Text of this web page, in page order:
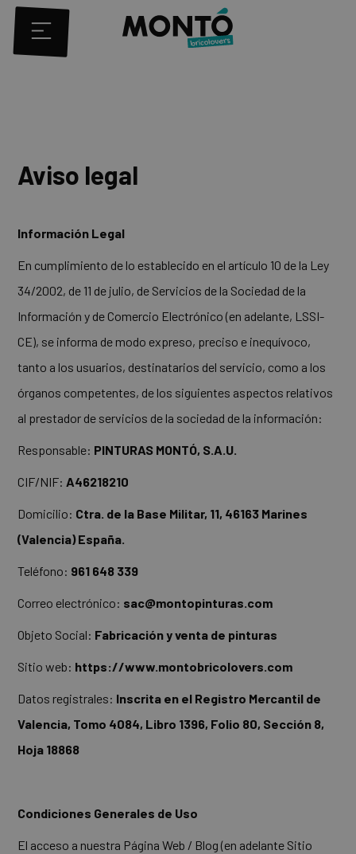
Aviso legal
Información Legal
En cumplimiento de lo establecido en el artículo 10 de la Ley
34/2002, de 11 de julio, de Servicios de la Sociedad de la
Información y de Comercio Electrónico (en adelante, LSSI-
CE), se informa de modo expreso, preciso e inequívoco,
tanto a los usuarios, destinatarios del servicio, como a los
órganos competentes, de los siguientes aspectos relativos
al prestador de servicios de la sociedad de la información:
Responsable: PINTURAS MONTÓ, S.A.U.
CIF/NIF: A46218210
Domicilio: Ctra. de la Base Militar, 11, 46163 Marines
(Valencia) España.
Teléfono: 961 648 339
Correo electrónico: sac@montopinturas.com
Objeto Social: Fabricación y venta de pinturas
Sitio web: https://www.montobricolovers.com
Datos registrales: Inscrita en el Registro Mercantil de
Valencia, Tomo 4084, Libro 1396, Folio 80, Sección 8,
Hoja 18868
Condiciones Generales de Uso
El acceso a nuestra Página Web / Blog (en adelante Sitio